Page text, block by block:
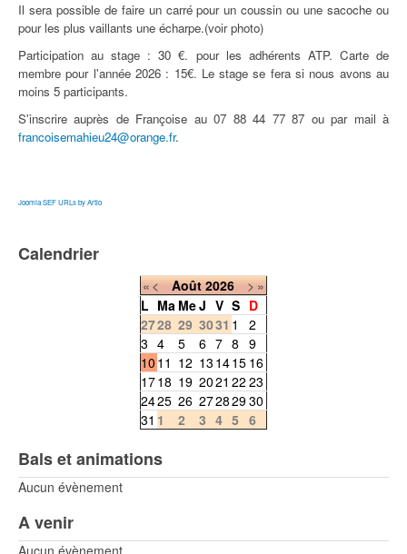
Il sera possible de faire un carré pour un coussin ou une sacoche ou
pour les plus vaillants une écharpe.(voir photo)
Participation au stage : 30 €. pour les adhérents ATP. Carte de
membre pour l'année 2026 : 15€. Le stage se fera si nous avons au
moins 5 participants.
S'inscrire auprès de Françoise au 07 88 44 77 87 ou par mail à
francoisemahieu24@orange.fr.
Joomla SEF URLs by Artio
Calendrier
«< Août 2026 >»
L Ma MeJ V S D
2728 29 3031 1
2
3 4 5 6 7 8 9
10 11 12 13 1415 16
1718 19 2021 22 23
2425 26 27282930
31 1 2 3 4 5 6
Bals et animations
Aucun évènement
A venir
Aucun évènement